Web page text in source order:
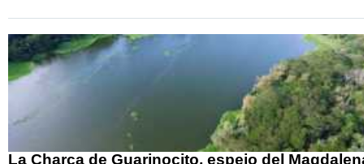
La Charca de Guarinocito, espejo del